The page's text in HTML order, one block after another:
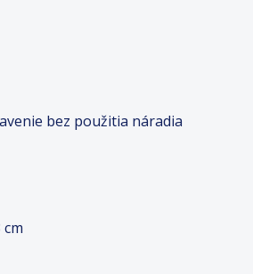
bez použitia náradia